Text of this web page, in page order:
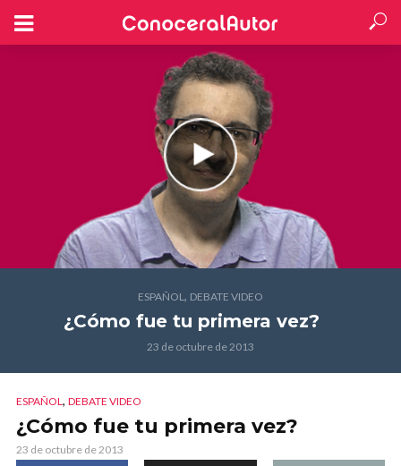
ESPAÑOL, DEBATE VIDEO
¿Cómo fue tu primera vez?
23 de octubre de 2013
ESPAÑOL, DEBATE VIDEO
¿Cómo fue tu primera vez?
23 de octubre de 2013